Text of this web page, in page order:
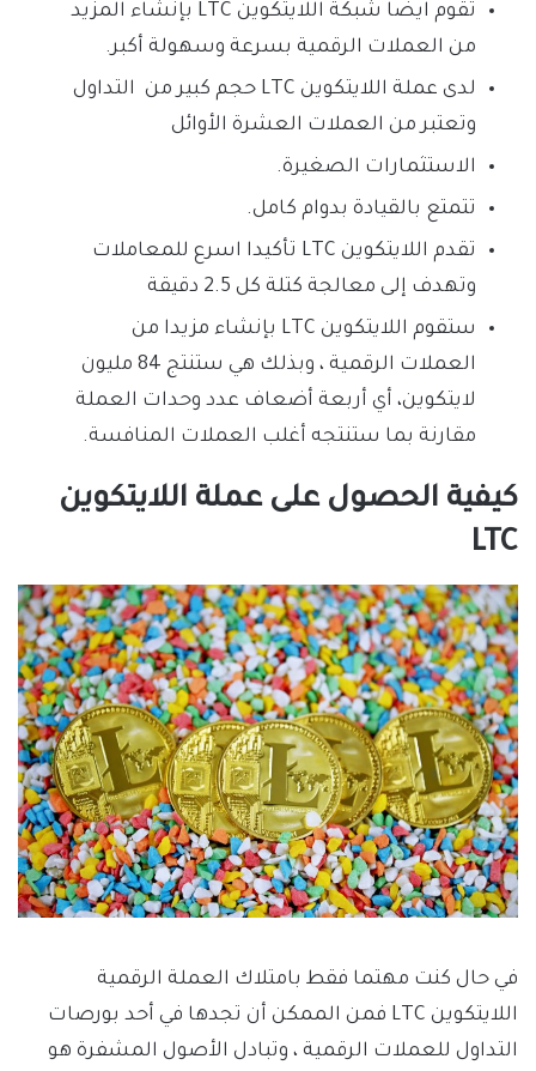
تقوم ايضا شبكة اللايتكوين LTC بإنشاء المزيد
من العملات الرقمية بسرعة وسهولة أكبر.
لدى عملة اللايتكوين LTC حجم كبير من التداول
وتعتبر من العملات العشرة الأوائل
الاستثمارات الصغيرة.
تتمتع بالقيادة بدوام كامل.
تقدم اللايتكوين LTC تأكيدا اسرع للمعاملات
وتهدف إلى معالجة كتلة كل 2.5 دقيقة
ستقوم اللايتكوين LTC بإنشاء مزيدا من
العملات الرقمية ، وبذلك هي ستنتج 84 مليون
لايتكوين، أي أربعة أضعاف عدد وحدات العملة
مقارنة بما ستنتجه أغلب العملات المنافسة.
كيفية الحصول على عملة اللايتكوين
LTC
في حال كنت مهتما فقط بامتلاك العملة الرقمية
اللايتكوين LTC فمن الممكن أن تجدها في أحد بورصات
التداول للعملات الرقمية ، وتبادل الأصول المشفرة هو